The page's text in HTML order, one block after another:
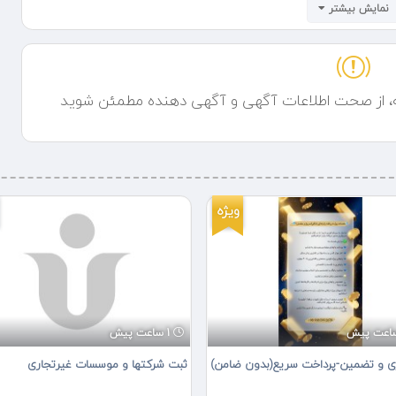
جامعه حقوقی ایران به خدمات نوین و تخصصی، تأسیس شد. با نگاهی به
بوده تا از طریق ارتقاء سطح خدمات حقوقی در کشور، عدالت را در
سبزدادگر فعالیت‌های خود را بر مبنای اصول اخلاقی، شفافیت و پیگیری
این موسسه ایجاد یک پایگاه حقوقی معتبر و مؤثر در جامعه ایرانی بوده
متشکل از وکلای متخصص و باتجربه، مجموعه‌ای از خدمات حقوقی را در
مرتبط ارائه می‌دهد. مشاوره حقوقی موسسه به‌منظور کمک به افراد و
ارائه می‌شود.
انواع دعاوی حقوقی، کیفری و تجاری را به‌عهده می‌گیرند. این موسسه در
همراه موکلین خود است و تلاش می‌کند تا در کوتاه‌ترین زمان ممکن،
با توجه به نیاز روزافزون به راهکارهای غیررسمی و سریع برای حل و فصل
موسسه به‌عنوان یک مرکز معتبر داوری، با استفاده از داوران متخصص و با
می‌پردازد. این روش می‌تواند در کاهش زمان و هزینه‌های دادرسی نقش
نمایش بیشتر
از صحت اطلاعات آگهی و آگهی دهنده مطمئن شوید
1 ساعت پیش
ثبت شرکتها و موسسات غیرتجاری
ویژه
و تضمین-پرداخت سریع(بدون ضامن)